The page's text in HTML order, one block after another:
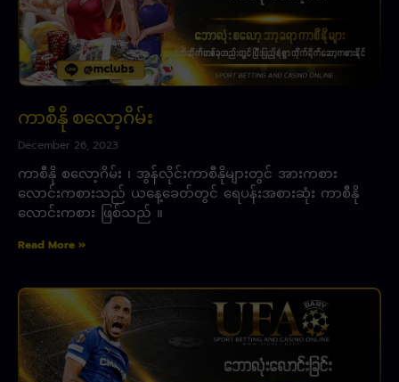
ကာစီနို စလော့ဂိမ်း
December 26, 2023
ကာစီနို စလော့ဂိမ်း ၊ အွန်လိုင်းကာစီနိုများတွင် အားကစား
လောင်းကစားသည် ယနေ့ခေတ်တွင် ရေပန်းအစားဆုံး ကာစီနို
လောင်းကစား ဖြစ်သည် ။
Read More »